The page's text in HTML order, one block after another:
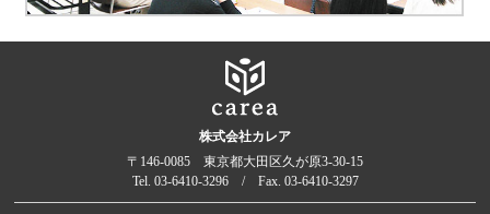
株式会社カレア
〒146-0085 東京都大田区久が原3-30-15
Tel. 03-6410-3296 / Fax. 03-6410-3297